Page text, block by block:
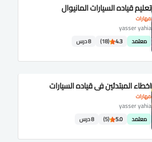
مهارات
تعليم قياده السيارات المانيوال
yasser yahia
معتمد 4.3
(18) 8 درس
مهارات
اخطاء المبتدئين في قياده السيارات
yasser yahia
معتمد 5.0
(5) 8 درس